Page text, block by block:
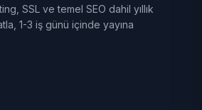
SSL ve temel SEO dahil yıllık
1-3 iş günü içinde yayına